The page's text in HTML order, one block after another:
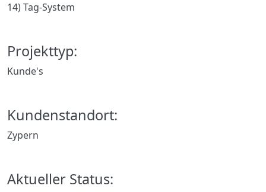
14) Tag-System
Projekttyp:
Kunde's
Kundenstandort:
Zypern
Aktueller Status: